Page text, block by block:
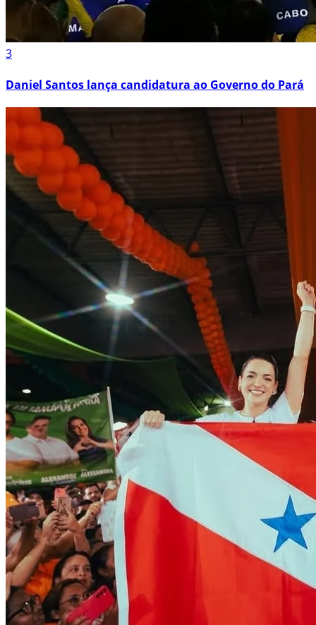
3
Daniel Santos lança candidatura ao Governo do Pará